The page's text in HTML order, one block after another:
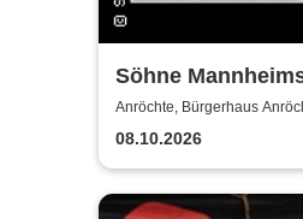
Söhne
Anröchte, Bürgerhaus
08.10.2026